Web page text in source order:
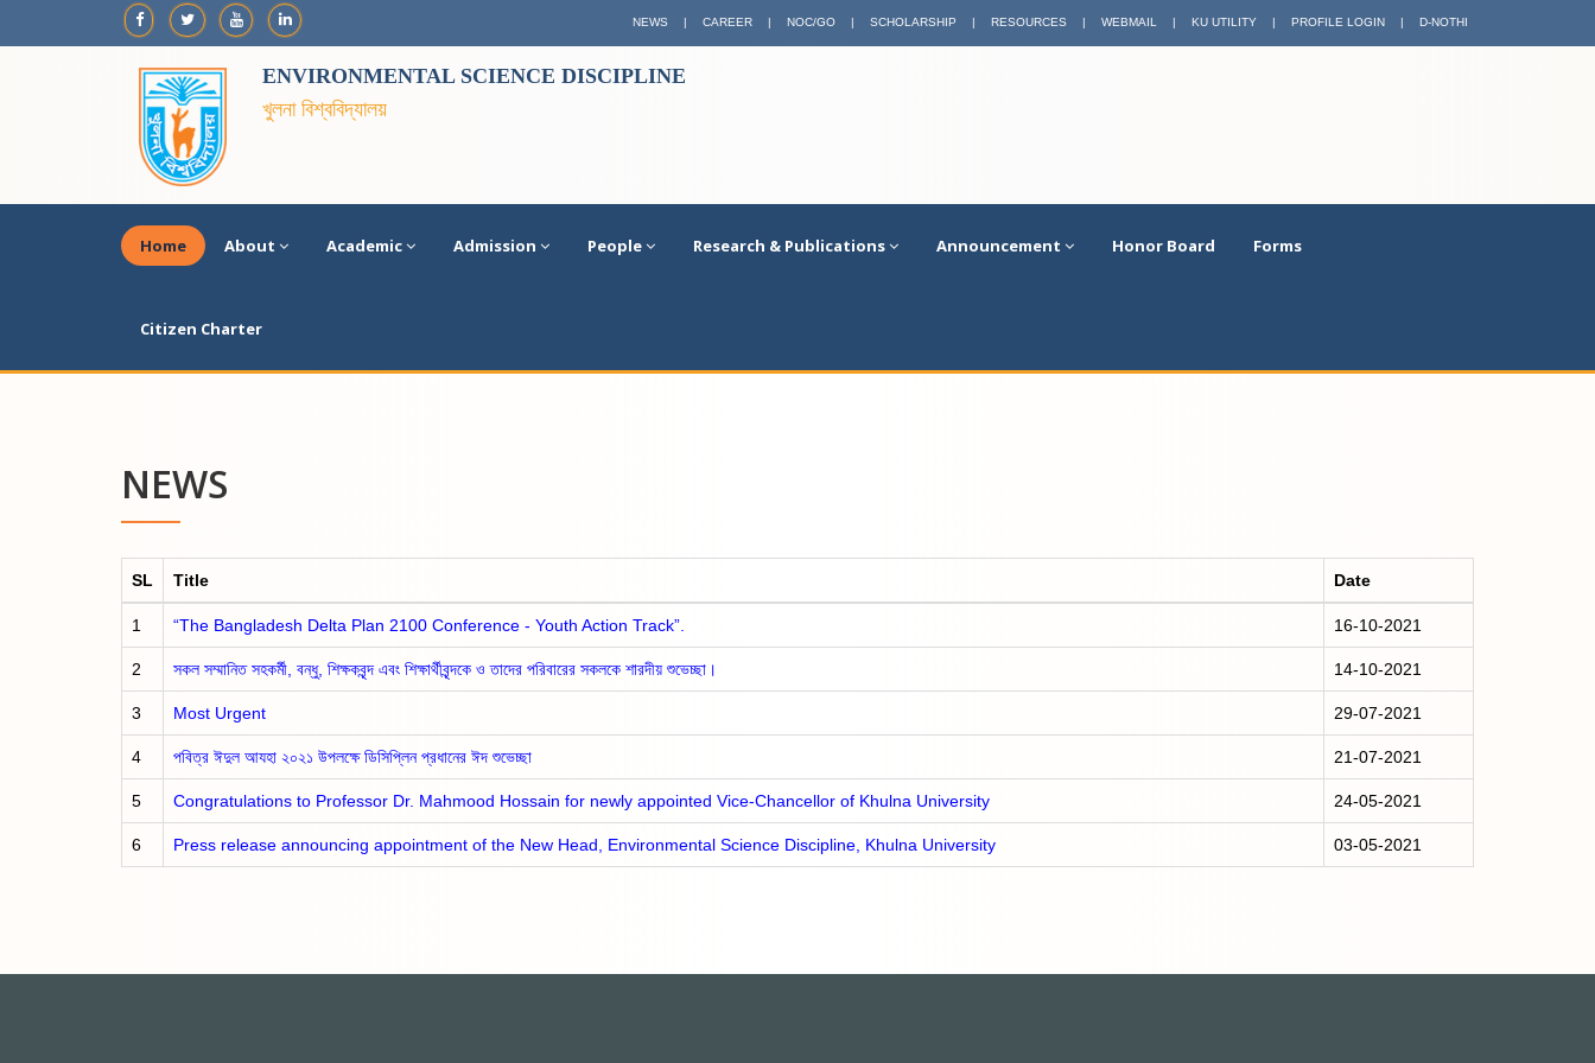
NEWS | CAREER | NOC/GO | SCHOLARSHIP | RESOURCES | WEBMAIL | KU UTILITY | PROFILE LOGIN | D-NOTHI
ENVIRONMENTAL SCIENCE DISCIPLINE
খুলনা বিশ্ববিদ্যালয়
Home About Academic Admission People Research & Publications Announcement Honor Board Forms
Citizen Charter
NEWS
SL Title Date
1 “The Bangladesh Delta Plan 2100 Conference - Youth Action Track”. 16-10-2021
2 সকল সম্মানিত সহকর্মী, বন্ধু, শিক্ষকবৃন্দ এবং শিক্ষার্থীবৃন্দকে ও তাদের পরিবারের সকলকে শারদীয় শুভেচ্ছা। 14-10-2021
3 Most Urgent 29-07-2021
4 পবিত্র ঈদুল আযহা ২০২১ উপলক্ষে ডিসিপ্লিন প্রধানের ঈদ শুভেচ্ছা 21-07-2021
5 Congratulations to Professor Dr. Mahmood Hossain for newly appointed Vice-Chancellor of Khulna University 24-05-2021
6 Press release announcing appointment of the New Head, Environmental Science Discipline, Khulna University 03-05-2021